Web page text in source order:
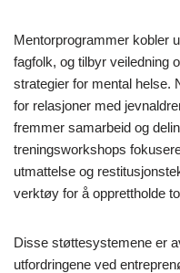
Mentorprogrammer kobler
fagfolk, og tilbyr veiledning
strategier for mental helse.
for relasjoner med
fremmer samarbeid og
treningsworkshops
utmattelse og
verktøy for å opprettholde
Disse støttesystemene er
utfordringene ved